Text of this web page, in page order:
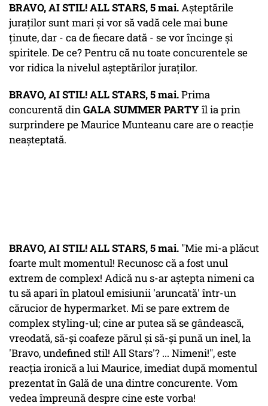
BRAVO, AI STIL! ALL STARS, 5 mai.Așteptările
juraților sunt mari și vor să vadă cele mai bune
ținute, dar - ca de fiecare dată - se vor încinge și
spiritele. De ce? Pentru că nu toate concurentele se
vor ridica la nivelul așteptărilor juraților.
BRAVO, AI STIL! ALL STARS, 5 mai.Prima
concurentă dinGALA SUMMER PARTYîl ia prin
surprindere pe Maurice Munteanu care are o reacție
neașteptată.
BRAVO, AI STIL! ALL STARS, 5 mai. "Mie mi-a plăcut
foarte mult momentul! Recunosc că a fost unul
extrem de complex! Adică nu s-ar aștepta nimeni ca
tu să apari în platoul emisiunii 'aruncată' într-un
cărucior de hypermarket. Mi se pare extrem de
complex styling-ul; cine ar putea să se gândească,
vreodată, să-și coafeze părul și să-și pună un inel, la
'Bravo, undefined stil! All Stars'? ... Nimeni!", este
reacția ironică a lui Maurice, imediat după momentul
prezentat în Gală de una dintre concurente. Vom
vedea împreună despre cine este vorba!